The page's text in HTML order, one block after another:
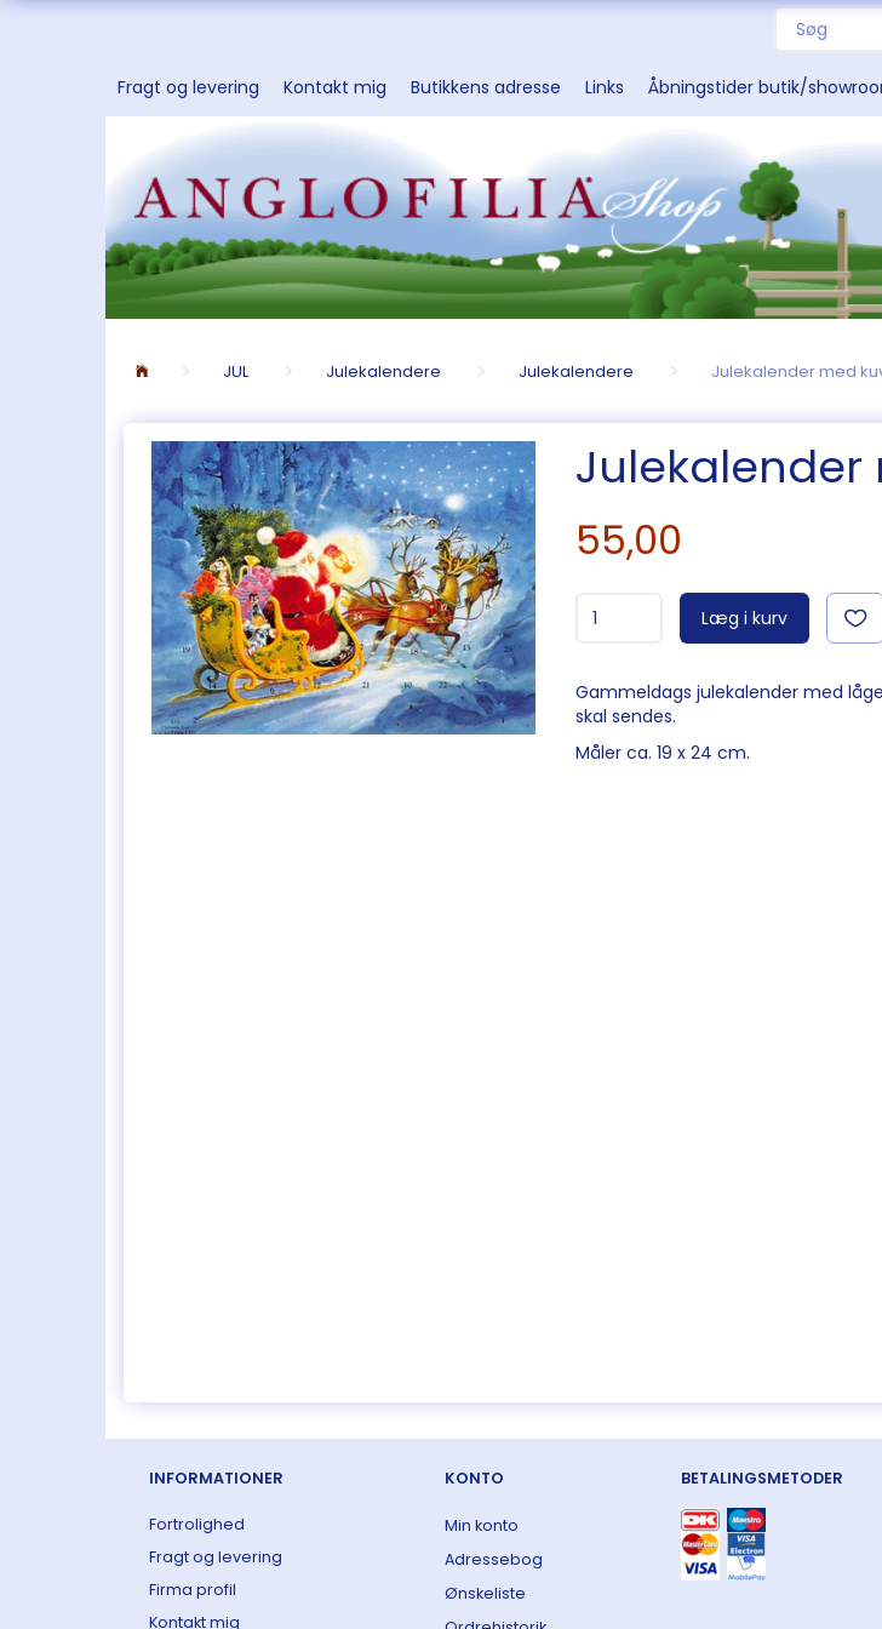
Fragt og levering Kontakt mig Butikkens adresse Links Åbningstider butik/
JUL Julekalendere Julekalendere Julekalender med
Julekalender
55,00
Læg i kurv
Gammeldags julekalender med
skal sendes.
Måler ca. 19 x 24 cm.
INFORMATIONER
Fortrolighed
Fragt og levering
Firma profil
Kontakt mig
KONTO
Min konto
Adressebog
Ønskeliste
BETALINGSMETODER